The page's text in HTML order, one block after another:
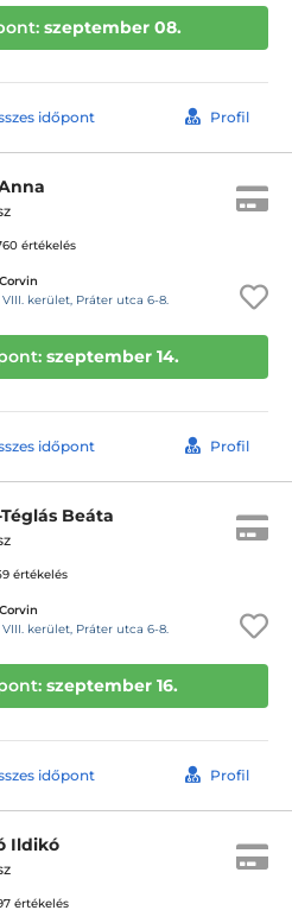
szeptember 08.
időpont Profil
értékelés
kerület, Práter utca 6-8.
szeptember 14.
időpont Profil
Beáta
értékelés
kerület, Práter utca 6-8.
szeptember 16.
időpont Profil
Ildikó
értékelés